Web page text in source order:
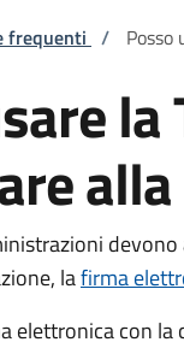
pane
frequenti / Posso
la
lafirma
elettronica con la